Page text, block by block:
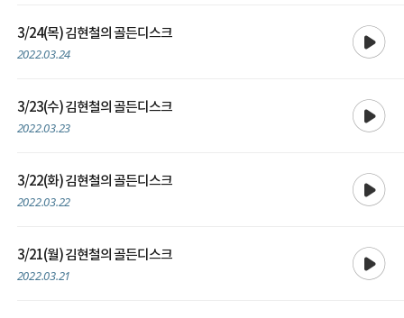
3/24(목) 김현철의 골든디스크
2022.03.24
3/23(수) 김현철의 골든디스크
2022.03.23
3/22(화) 김현철의 골든디스크
2022.03.22
3/21(월) 김현철의 골든디스크
2022.03.21